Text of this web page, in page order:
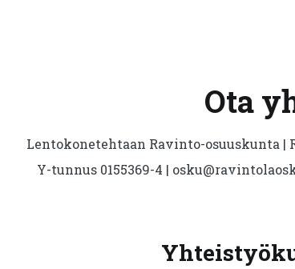
Ota
Lentokonetehtaan Ravinto-osuuskunta |
Y-tunnus 0155369-4 |